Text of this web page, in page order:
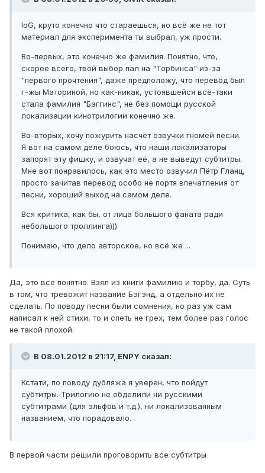
IoG, круто конечно что стараешься, но всё же не тот
материал для эксперимента ты выбрал, уж прости.
Во-первых, это конечно же фамилия. Понятно, что,
скорее всего, твой выбор пал на "Торбинса" из-за
"первого прочтения", даже предположу, что перевод был
г-жы Маториной, но как-никак, устоявшейся всё-таки
стала фамилия "Бэггинс", не без помощи русской
локализации кинотрилогии конечно же.
Во-вторых, хочу пожурить насчёт озвучки гномей песни.
Я вот на самом деле боюсь, что наши локализаторы
запорят эту фишку, и озвучат её, а не выведут субтитры.
Мне вот понравилось, как это место озвучил Пётр Гланц,
просто зачитав перевод особо не портя впечатления от
песни, хороший выход на самом деле.
Вся критика, как бы, от лица большого фаната ради
небольшого троллинга)))
Понимаю, что дело авторское, но всё же ...
Да, это все понятно. Взял из книги фамилию и торбу, да. Суть
в том, что тревожит название Бэгэнд, а отдельно их не
сделать. По поводу песни были сомнения, но раз уж сам
написал к ней стихи, то и спеть не грех, тем более раз голос
не такой плохой.
В 08.01.2012 в 21:17, ENPY сказал:
Кстати, по поводу дубляжа я уверен, что пойдут
субтитры. Трилогию не обделили ни русскими
субтитрами (для эльфов и т.д.), ни локализованным
названием, что порадовало.
В первой части решили проговорить все субтитры